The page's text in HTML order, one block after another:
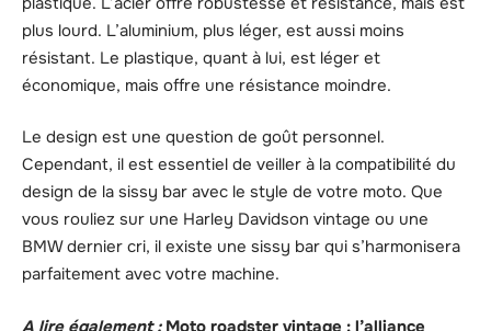
plus lourd. L’aluminium, plus léger, est aussi moins
résistant. Le plastique, quant à lui, est léger et
économique, mais offre une résistance moindre.
Le design est une question de goût personnel.
Cependant, il est essentiel de veiller à la compatibilité du
design de la sissy bar avec le style de votre moto. Que
vous rouliez sur une Harley Davidson vintage ou une
BMW dernier cri, il existe une sissy bar qui s’harmonisera
parfaitement avec votre machine.
A lire également : Moto roadster vintage : l’alliance